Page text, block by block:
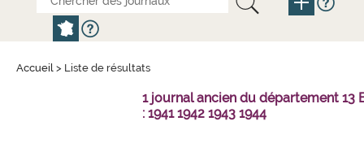
Accueil > Liste de résultats
1 journal ancien du département
: 1941 1942 1943 1944